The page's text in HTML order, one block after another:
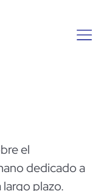
el
dedicado a
plazo.